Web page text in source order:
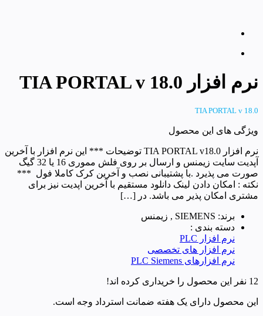
نرم افزار TIA PORTAL v 18.0
TIA PORTAL v 18.0
ویژگی های این محصول
نرم افزار TIA PORTAL v18.0 توضیحات *** این نرم افزار با آخرین
آپدیت سایت زیمنس و ارسال بر روی فلش مموری 16 یا 32 گیگ
صورت می پذیرد .با پشتیبانی نصب و آخرین کرک کاملا فول ***
نکته : امکان دادن لینک دانلود مستقیم با آخرین اپدیت نیز برای
مشتری امکان پذیر می باشد. در […]
برند: SIEMENS , زیمنس
دسته بندی :
نرم افزار PLC
نرم افزار های تخصصی
نرم افزارهای PLC Siemens
12 نفر این محصول را خریداری کرده اند!
این محصول دارای یک هفته ضمانت استرداد وجه است.